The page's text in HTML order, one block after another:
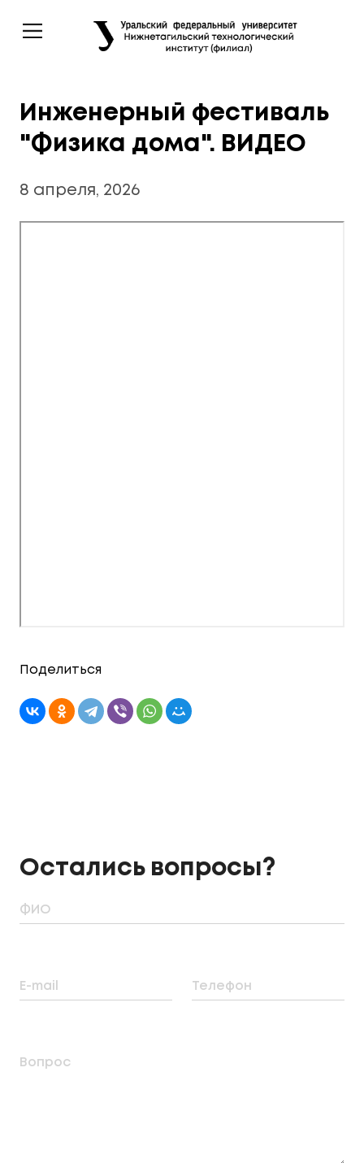
Инженерный фестиваль
"Физика дома". ВИДЕО
8 апреля, 2026
Поделиться
Остались вопросы?
ФИО
E-mail Телефон
Вопрос